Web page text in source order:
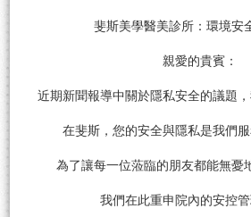
斐斯美學醫美診所：環境安
親愛的貴賓：
近期新聞報導中關於隱私安全的議題，
在斐斯，您的安全與隱私是我們服
為了讓每一位蒞臨的朋友都能無憂
我們在此重申院內的安控管